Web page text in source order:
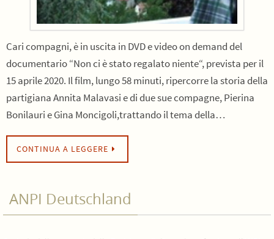
Cari compagni, è in uscita in DVD e video on demand del
documentario “Non ci è stato regalato niente“, prevista per il
15 aprile 2020. Il film, lungo 58 minuti, ripercorre la storia della
partigiana Annita Malavasi e di due sue compagne, Pierina
Bonilauri e Gina Moncigoli,trattando il tema della…
CONTINUA A LEGGERE
ANPI Deutschland